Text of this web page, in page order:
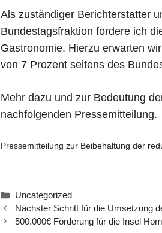
Als zuständiger Berichterstatter
Bundestagsfraktion fordere ich
Gastronomie. Hierzu erwarten
von 7 Prozent seitens des
Mehr dazu und zur Bedeutung
nachfolgenden Pressemitteilung.
Pressemitteilung zur Beibehaltung der
Kategorien
Uncategorized
Nächster Schritt für die Umsetzung
500.000€ Förderung für die Insel